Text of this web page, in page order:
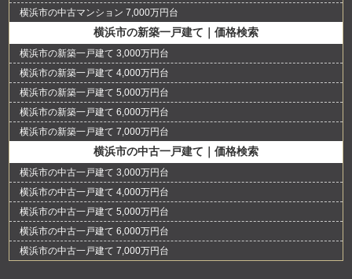
横浜市の中古マンション 7,000万円台
横浜市の新築一戸建て｜価格検索
横浜市の新築一戸建て 3,000万円台
横浜市の新築一戸建て 4,000万円台
横浜市の新築一戸建て 5,000万円台
横浜市の新築一戸建て 6,000万円台
横浜市の新築一戸建て 7,000万円台
横浜市の中古一戸建て｜価格検索
横浜市の中古一戸建て 3,000万円台
横浜市の中古一戸建て 4,000万円台
横浜市の中古一戸建て 5,000万円台
横浜市の中古一戸建て 6,000万円台
横浜市の中古一戸建て 7,000万円台